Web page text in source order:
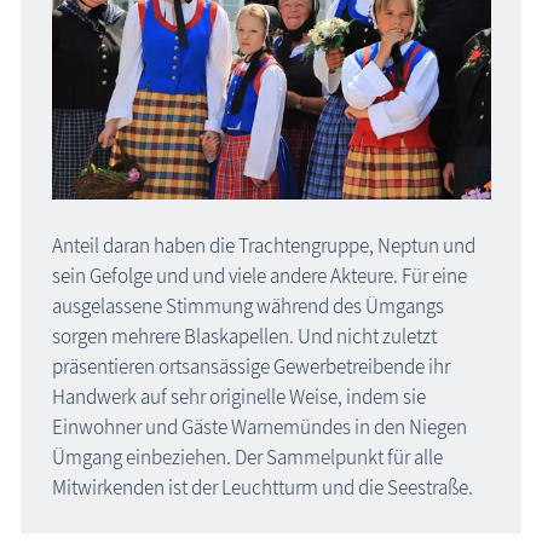
Anteil daran haben die Trachtengruppe, Neptun und
sein Gefolge und und viele andere Akteure. Für eine
ausgelassene Stimmung während des Ümgangs
sorgen mehrere Blaskapellen. Und nicht zuletzt
präsentieren ortsansässige Gewerbetreibende ihr
Handwerk auf sehr originelle Weise, indem sie
Einwohner und Gäste Warnemündes in den Niegen
Ümgang einbeziehen. Der Sammelpunkt für alle
Mitwirkenden ist der Leuchtturm und die Seestraße.